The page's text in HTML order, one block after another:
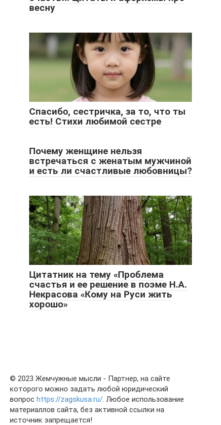
весну
Спасибо, сестричка, за то, что ты
есть! Стихи любимой сестре
Почему женщине нельзя
встречаться с женатым мужчиной
и есть ли счастливые любовницы?
Цитатник на тему «Проблема
счастья и ее решение в поэме Н.А.
Некрасова «Кому на Руси жить
хорошо»
© 2023 Жемчужные мысли - Партнер, на сайте
которого можно задать любой юридический
вопрос https://zagskusa.ru/. Любое использование
материаллов сайта, без активной ссылки на
источник запрещается!